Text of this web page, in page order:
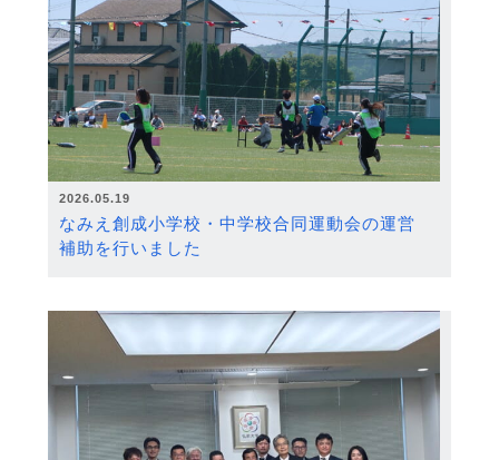
2026.05.19
なみえ創成小学校・中学校合同運動会の運営
補助を行いました